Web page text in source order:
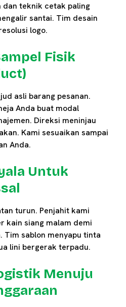
dan teknik cetak paling
santai. Tim desain
logo.
Fisik
asli barang pesanan.
Anda buat modal
Direksi meninjau
Kami sesuaikan sampai
Anda.
Untuk
turun. Penjahit kami
kain siang malam demi
Tim sablon menyapu tinta
lini bergerak terpadu.
Menuju